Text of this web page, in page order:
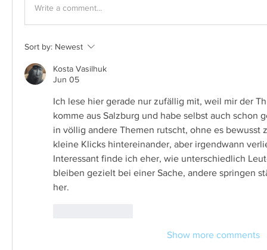
Write a comment...
Sort by: Newest
Kosta Vasilhuk
Jun 05
Ich lese hier gerade nur zufällig mit, weil mir der
komme aus Salzburg und habe selbst auch schon
in völlig andere Themen rutscht, ohne es bewusst
kleine Klicks hintereinander, aber irgendwann
Interessant finde ich eher, wie unterschiedlich
bleiben gezielt bei einer Sache, andere springen
her.
Show more comments